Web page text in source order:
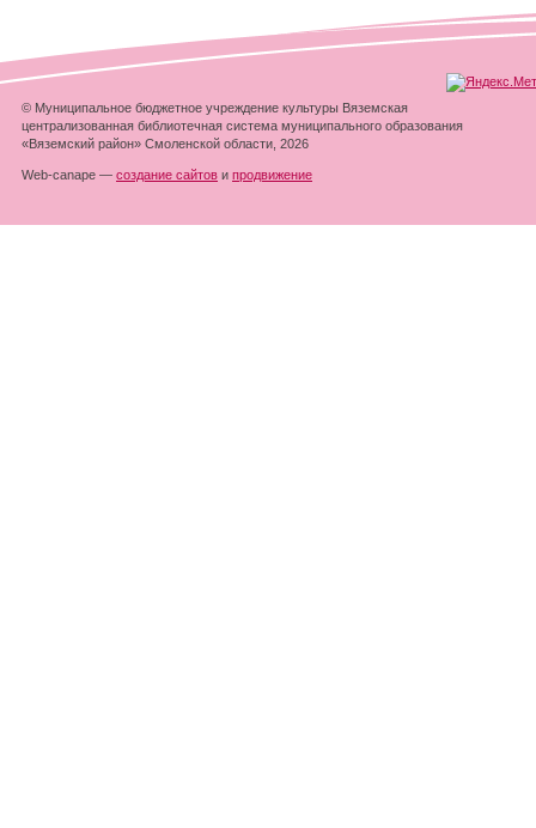
© Муниципальное бюджетное учреждение культуры Вяземская
централизованная библиотечная система муниципального образования
«Вяземский район» Смоленской области, 2026
Web-canape — создание сайтов и продвижение